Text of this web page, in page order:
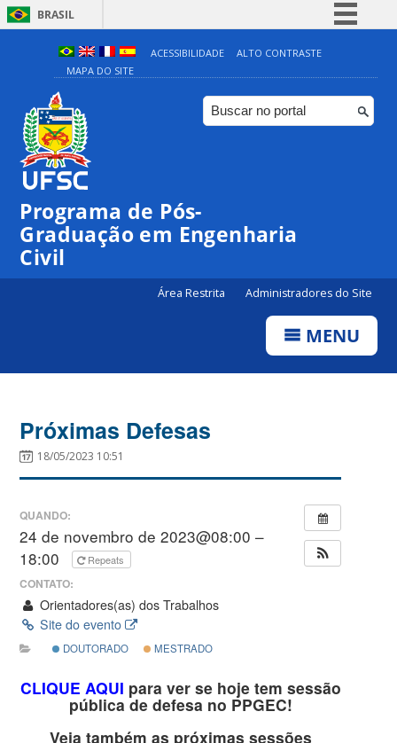
BRASIL
Simplifique!
Comunica BR
Participe
ACESSIBILIDADE
ALTO CONTRASTE
MAPA DO SITE
Programa de Pós-
Graduação em Engenharia
Civil
Área Restrita Administradores do Site
MENU
Próximas Defesas
18/05/2023 10:51
QUANDO:
24 de novembro de 2023@08:00 –
18:00
Repeats
CONTATO:
Orientadores(as) dos Trabalhos
Site do evento
DOUTORADO MESTRADO
CLIQUE AQUI para ver se hoje tem sessão
pública de defesa no PPGEC!
Veja também as próximas sessões